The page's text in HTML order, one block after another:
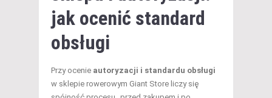
jak ocenić standard
obsługi
Przy ocenie autoryzacji i standardu obsługi
w sklepie rowerowym Giant Store liczy się